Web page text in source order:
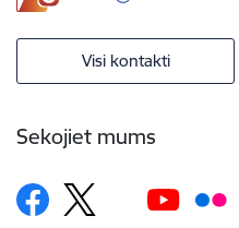
Visi kontakti
Sekojiet mums